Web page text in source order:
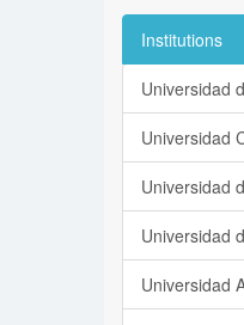
Institutions
Universidad
Universidad
Universidad
Universidad
Universidad